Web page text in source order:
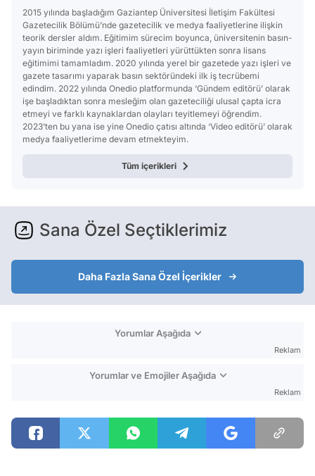
2015 yılında başladığım Gaziantep Üniversitesi İletişim Fakültesi
Gazetecilik Bölümü’nde gazetecilik ve medya faaliyetlerine ilişkin
teorik dersler aldım. Eğitimim sürecim boyunca, üniversitenin basın-
yayın biriminde yazı işleri faaliyetleri yürüttükten sonra lisans
eğitimimi tamamladım. 2020 yılında yerel bir gazetede yazı işleri ve
gazete tasarımı yaparak basın sektöründeki ilk iş tecrübemi
edindim. 2022 yılında Onedio platformunda ‘Gündem editörü’ olarak
işe başladıktan sonra mesleğim olan gazeteciliği ulusal çapta icra
etmeyi ve farklı kaynaklardan olayları teyitlemeyi öğrendim.
2023’ten bu yana ise yine Onedio çatısı altında ‘Video editörü’ olarak
medya faaliyetlerime devam etmekteyim.
Tüm içerikleri
Sana Özel Seçtiklerimiz
Daha Fazla Sana Özel İçerikler
Yorumlar Aşağıda
Reklam
Yorumlar ve Emojiler Aşağıda
Reklam